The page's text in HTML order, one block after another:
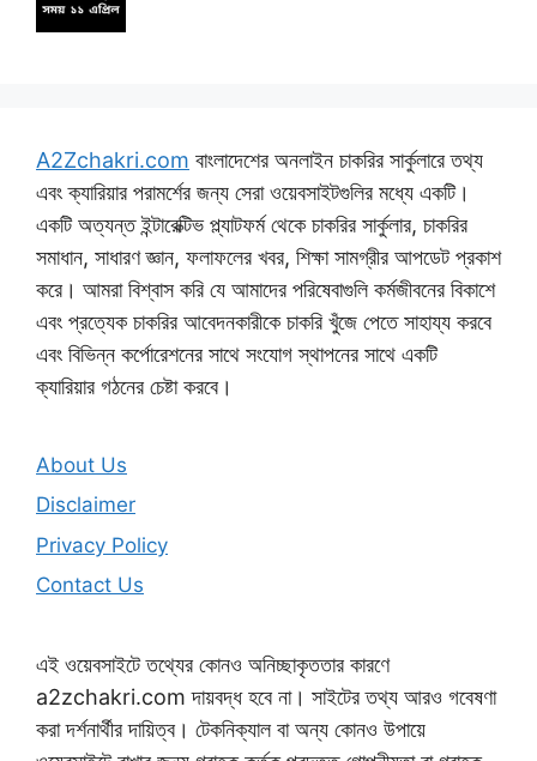
A2Zchakri.com বাংলাদেশের অনলাইন চাকরির সার্কুলারে তথ্য
এবং ক্যারিয়ার পরামর্শের জন্য সেরা ওয়েবসাইটগুলির মধ্যে একটি।
একটি অত্যন্ত ইন্টারেক্টিভ প্ল্যাটফর্ম থেকে চাকরির সার্কুলার, চাকরির
সমাধান, সাধারণ জ্ঞান, ফলাফলের খবর, শিক্ষা সামগ্রীর আপডেট প্রকাশ
করে। আমরা বিশ্বাস করি যে আমাদের পরিষেবাগুলি কর্মজীবনের বিকাশে
এবং প্রত্যেক চাকরির আবেদনকারীকে চাকরি খুঁজে পেতে সাহায্য করবে
এবং বিভিন্ন কর্পোরেশনের সাথে সংযোগ স্থাপনের সাথে একটি
ক্যারিয়ার গঠনের চেষ্টা করবে।
About Us
Disclaimer
Privacy Policy
Contact Us
এই ওয়েবসাইটে তথ্যের কোনও অনিচ্ছাকৃততার কারণে
a2zchakri.com দায়বদ্ধ হবে না। সাইটের তথ্য আরও গবেষণা
করা দর্শনার্থীর দায়িত্ব। টেকনিক্যাল বা অন্য কোনও উপায়ে